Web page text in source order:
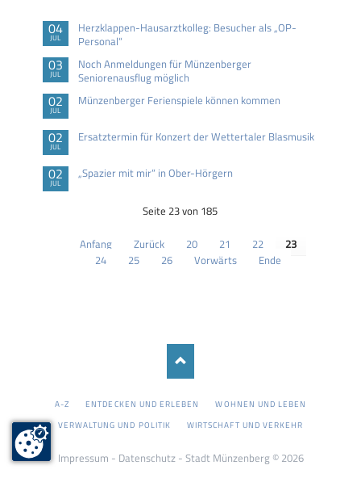
04
JUL
Herzklappen-Hausarztkolleg: Besucher als „OP-
Personal“
03
JUL
Noch Anmeldungen für Münzenberger
Seniorenausflug möglich
02
JUL
Münzenberger Ferienspiele können kommen
02
JUL
Ersatztermin für Konzert der Wettertaler Blasmusik
02
JUL
„Spazier mit mir“ in Ober-Hörgern
Seite 23 von 185
Anfang Zurück 20 21 22
23
24
25 26 Vorwärts Ende
NAVIGATION
A-Z ENTDECKEN UND ERLEBEN
WOHNEN UND LEBEN
VERWALTUNG UND POLITIK
WIRTSCHAFT UND VERKEHR
Impressum - Datenschutz- Stadt Münzenberg © 2026